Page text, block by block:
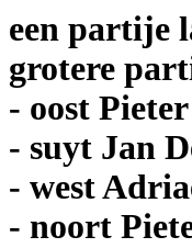
een partije
grotere
- oost
- suyt Jan
- west
- noort